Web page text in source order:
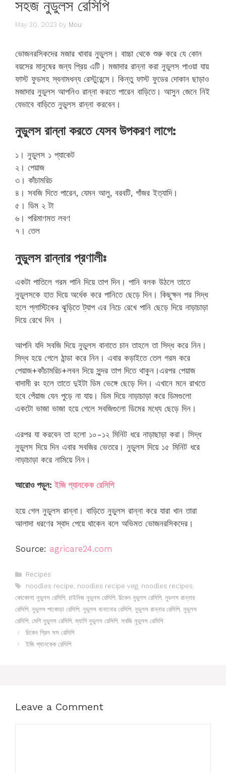
সহজ নুডুলস রেসিপি
May 30, 2023 by Mou
ভোজনরসিকদের মজার খাবার নুডুলস। বাচ্চা থেকে শুরু করে যে কোন
বয়সের মানুষের জন্য প্রিয় এটি। মজাদার রান্না করা নুডুলস পাওয়া যায়
ফাস্ট ফুডসহ স্বনামধন্য রেস্টুরেন্সে। কিন্তু ফাস্ট ফুডের দোকান ছাড়াও
মজাদার নুডুলস আপনিও রান্না করতে পারেন বাড়িতে। আসুন জেনে নিই
যেভাবে বাড়িতে নুডুলস রান্না করবেন।
নুডুলস রান্না করতে যেসব উপকরণ লাগে:
১। নুডুলস ১ প্যাকেট
২। পেয়াজ
৩। কাঁচামরিচ
৪। সবজি দিতে পারেন, যেমন আলু, বরবটি, গাঁজর ইত্যাদি।
৫। ডিম ২ টা
৬। পরিমাণমত লবণ
৭। তেল
নুডুলস রান্নার প্রণালীঃ
একটা পাতিলে গরম পানি দিয়ে তাপ দিন। পানি বলক উঠলে তাতে
নুডুলসকে হাত দিয়ে অর্ধেক করে পানিতে ছেড়ে দিন। কিছুক্ষন পর সিদ্ধ
হলে প্লাস্টিকের ঝুড়িতে ট্যাপ এর নিচে রেখে পানি ছেড়ে দিয়ে নাড়াচাড়া
দিয়ে রেখে দিন ।
আপনি যদি সবজি দিয়ে নুডুলস বানাতে চান তাহলে তা সিদ্ধ করে নিন।
সিদ্ধ হয়ে গেলে ঠান্ডা করে নিন। এবার কড়াইতে তেল গরম করে
পেয়াজ+কাঁচামরিচ+লবন দিয়ে সুন্দর তাপ দিতে থাকুন।এরপর পেয়াজ
বাদামী রং হলে তাতে দুইটা ডিম ভেঙ্গে ছেড়ে দিন। এখানে মনে রাখতে
হবে পেঁয়াজ যেন পুড়ে না যায়। ডিম দিয়ে নাড়াচাড়া করে ডিমগুলো
একটো ভাজা ভাজা হয়ে গেলে সবজিগুলো ডিমের মধ্যে ছেড়ে দিন।
এরপর যা করবেন তা হলো ১০-১২ মিনিট ধরে নাড়াছাড়া করা। সিদ্ধ
নুডুলস দিয়ে দিন এবার সবজির ভেতরে। নুডুলস দিয়ে ১৫ মিনিট ধরে
নাড়াচাড়া করে নামিয়ে নিন।
আরোও পড়ুন: ইজি প্যানকেক রেসিপি
হয়ে গেল নুডুলস রান্না। বাড়িতে নুডুলস রান্না করে যারা খান তারা
আলাদা ধরণের স্বাদ পেয়ে থাকেন বলে অভিমত ভোজনরসিকদের।
Source: agricare24.com
Categories
Recipes
Tags
noodles recipe, noodles recipe veg, noodles recipes,
কোকোলা নুডুলস রেসিপি, চাইনিজ নুডুলস রেসিপি, চিকেন নুডুলস রেসিপি, নুডলস রান্নার
রেসিপি, নুডুলস পাকোড়া রেসিপি, নুডুলস বানানোর রেসিপি, নুডুলস রান্নার রেসিপি, নুডুলস
রেসিপি, মেগি নুডুলস রেসিপি, ম্যাগি নুডুলস রেসিপি, সবজি নুডুলস রেসিপি
চিকেন গ্রিল সস রেসিপি
ইজি প্যানকেক রেসিপি
Leave a Comment